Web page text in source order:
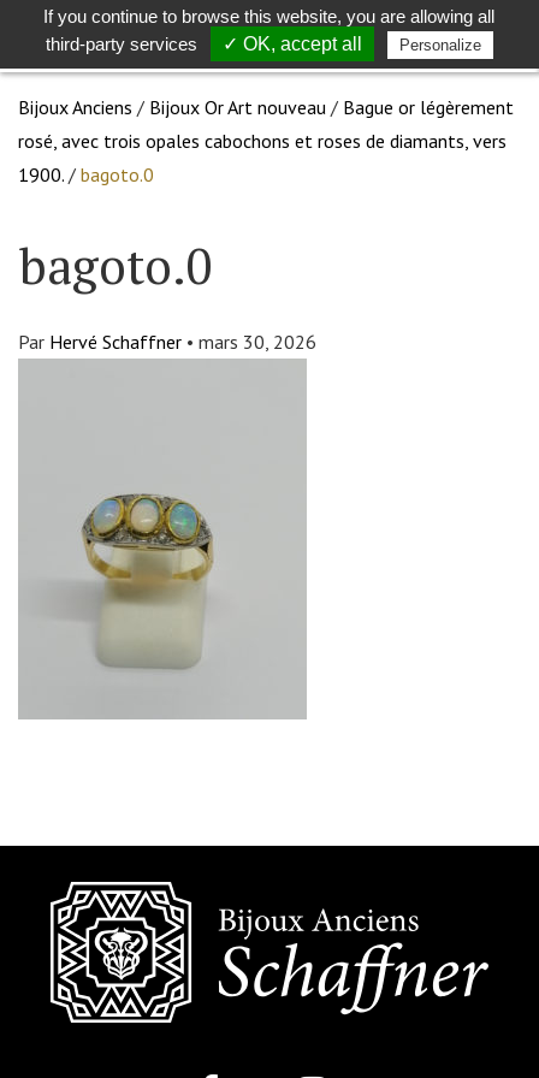
Toggle
search
Bijoux Anciens / Bijoux Or Art nouveau / Bague or légèrement
rosé, avec trois opales cabochons et roses de diamants, vers
1900. / bagoto.0
bagoto.0
Par Hervé Schaffner • mars 30, 2026
If you continue to browse this website, you are allowing all
third-party services
✓ OK, accept all Personalize